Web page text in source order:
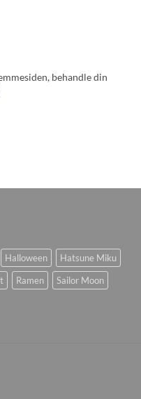
behandle din
Halloween
Hatsune Miku
Ramen
Sailor Moon